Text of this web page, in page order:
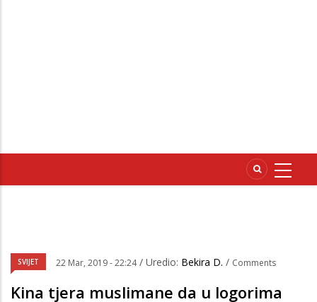
SVIJET 22 Mar, 2019 - 22:24 / Uredio: Bekira D. / Comments
Kina tjera muslimane da u logorima